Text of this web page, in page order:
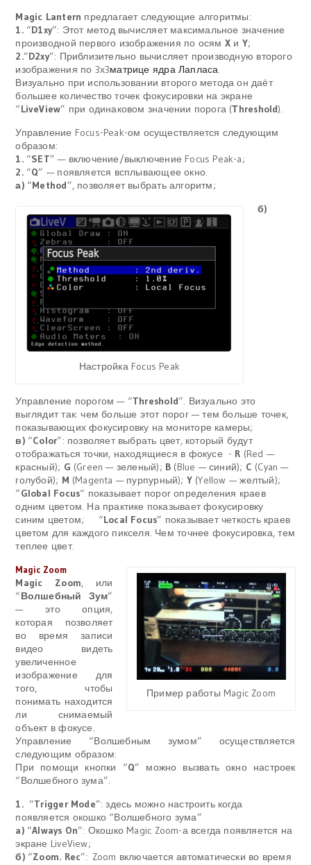
Magic Lantern предлагает следующие алгоритмы:
1.“D1xy”: Этот метод вычисляет максимальное значение
производной первого изображения по осям X и Y;
2.”D2xy”: Приблизительно вычисляет производную второго
изображения по 3х3матрице ядра Лапласа
Визуально при использовании второго метода он даёт
большее количество точек фокусировки на экране
“LiveView” при одинаковом значении порога (Тhreshold).
Управление Focus-Peak-ом осуществляется следующим
образом:
1.“SET” — включение/выключение Focus Peak-a;
2.“Q” — появляется всплывающее окно.
а)“Method”, позволяет выбрать алгоритм;
Настройка Focus Peak
б)
Управление порогом — “Threshold”. Визуально это
выглядит так: чем больше этот порог — тем больше точек,
показывающих фокусировку на мониторе камеры;
в)“Color”: позволяет выбрать цвет, который будут
отображаться точки, находящиеся в фокусе - R (Red —
красный); G (Green — зеленый); B (Blue — синий); C (Cyan —
голубой); M (Magenta — пурпурный); Y (Yellow — желтый);
“Global Focus“ показывает порог определения краев
одним цветом. На практике показывает фокусировку
синим цветом; “Local Focus” показывает четкость краев
цветом для каждого пикселя. Чем точнее фокусировка, тем
теплее цвет.
Пример работы Magic Zoom
Magic Zoom
Magic Zoom, или
“Волшебный Зум”
— это опция,
которая позволяет
во время записи
видео видеть
увеличенное
изображение для
того, чтобы
понимать находится
ли снимаемый
объект в фокусе.
Управление “Волшебным зумом” осуществляется
следующим образом:
При помощи кнопки “Q” можно вызвать окно настроек
“Волшебного зума”.
1.“Trigger Mode”: здесь можно настроить когда
появляется окошко “Волшебного зума”
a)“Always On”: Окошко Magic Zoom-а всегда появляется на
экране LiveView;
б)“Zoom. Rec”: Zoom включается автоматически во время